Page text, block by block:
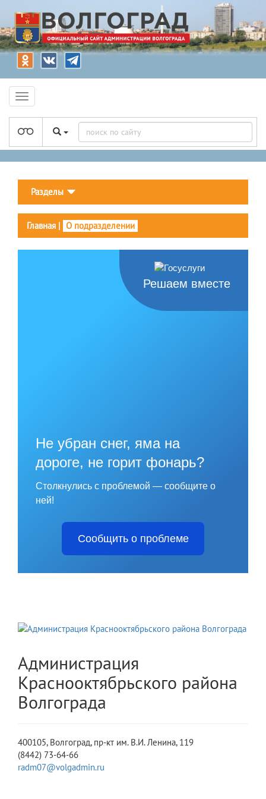
Разделы
Главная | О подразделении
Решаем вместе
Не убран снег, яма на
дороге, не горит фонарь?
Столкнулись с проблемой — сообщите о
ней!
Сообщить о проблеме
Администрация
Краснооктябрьского района
Волгограда
400105, Волгоград, пр-кт им. В.И. Ленина, 119
(8442) 73-64-66
radm07@volgadmin.ru